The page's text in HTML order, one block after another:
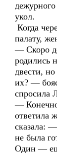
укол.
Когда
палату,
— Скоро
родились
двести,
их? —
спросила
—
ответила
сказала:
не была
Один —